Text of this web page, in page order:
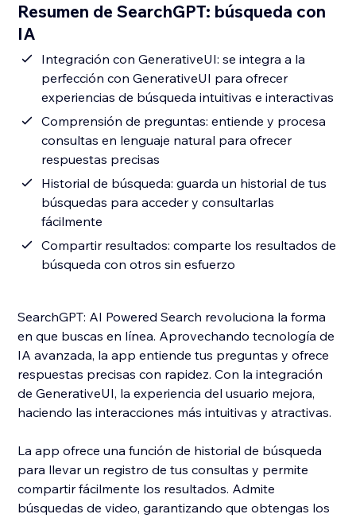
Resumen de SearchGPT: búsqueda con
IA
Integración con GenerativeUI: se integra a la
perfección con GenerativeUI para ofrecer
experiencias de búsqueda intuitivas e interactivas
Comprensión de preguntas: entiende y procesa
consultas en lenguaje natural para ofrecer
respuestas precisas
Historial de búsqueda: guarda un historial de tus
búsquedas para acceder y consultarlas
fácilmente
Compartir resultados: comparte los resultados de
búsqueda con otros sin esfuerzo
SearchGPT: AI Powered Search revoluciona la forma
en que buscas en línea. Aprovechando tecnología de
IA avanzada, la app entiende tus preguntas y ofrece
respuestas precisas con rapidez. Con la integración
de GenerativeUI, la experiencia del usuario mejora,
haciendo las interacciones más intuitivas y atractivas.
La app ofrece una función de historial de búsqueda
para llevar un registro de tus consultas y permite
compartir fácilmente los resultados. Admite
búsquedas de video, garantizando que obtengas los